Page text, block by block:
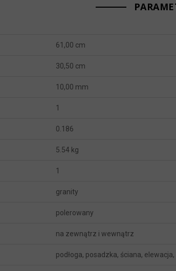
61,00 cm
30,50 cm
10,00 mm
1
0.186
5.54 kg
1
granity
polerowany
na zewnątrz i wewnątrz
podłoga, posadzka, ściana,